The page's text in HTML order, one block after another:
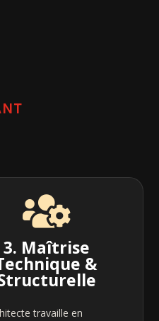

3. Maîtrise
&
travaille en